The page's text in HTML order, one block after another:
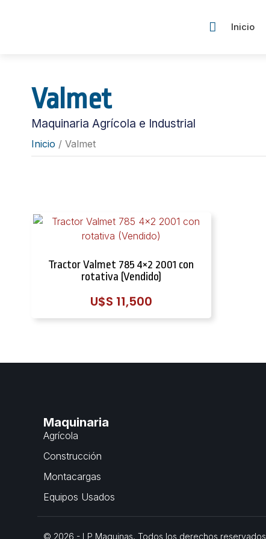
Inicio
Valmet
Maquinaria Agrícola e Industrial
Inicio / Valmet
Tractor Valmet 785 4×2 2001 con
rotativa (Vendido)
U$S 11,500
Maquinaria
Agrícola
Construcción
Montacargas
Equipos Usados
© 2026 - LP Maquinas, Todos los derechos reservados